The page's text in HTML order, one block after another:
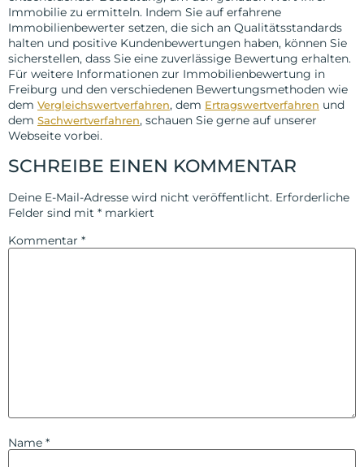
Immobilie zu ermitteln. Indem Sie auf erfahrene
Immobilienbewerter setzen, die sich an Qualitätsstandards
halten und positive Kundenbewertungen haben, können Sie
sicherstellen, dass Sie eine zuverlässige Bewertung erhalten.
Für weitere Informationen zur Immobilienbewertung in
Freiburg und den verschiedenen Bewertungsmethoden wie
dem Vergleichswertverfahren, dem Ertragswertverfahren und
dem Sachwertverfahren, schauen Sie gerne auf unserer
Webseite vorbei.
SCHREIBE EINEN KOMMENTAR
Deine E-Mail-Adresse wird nicht veröffentlicht. Erforderliche
Felder sind mit * markiert
Kommentar *
Name *